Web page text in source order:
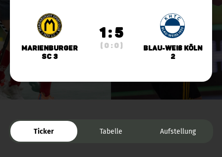
Marienburger
SC 3
1 : 5
( 0 : 0 )
Blau-Weiß Köln
2
Ticker Tabelle Aufstellung